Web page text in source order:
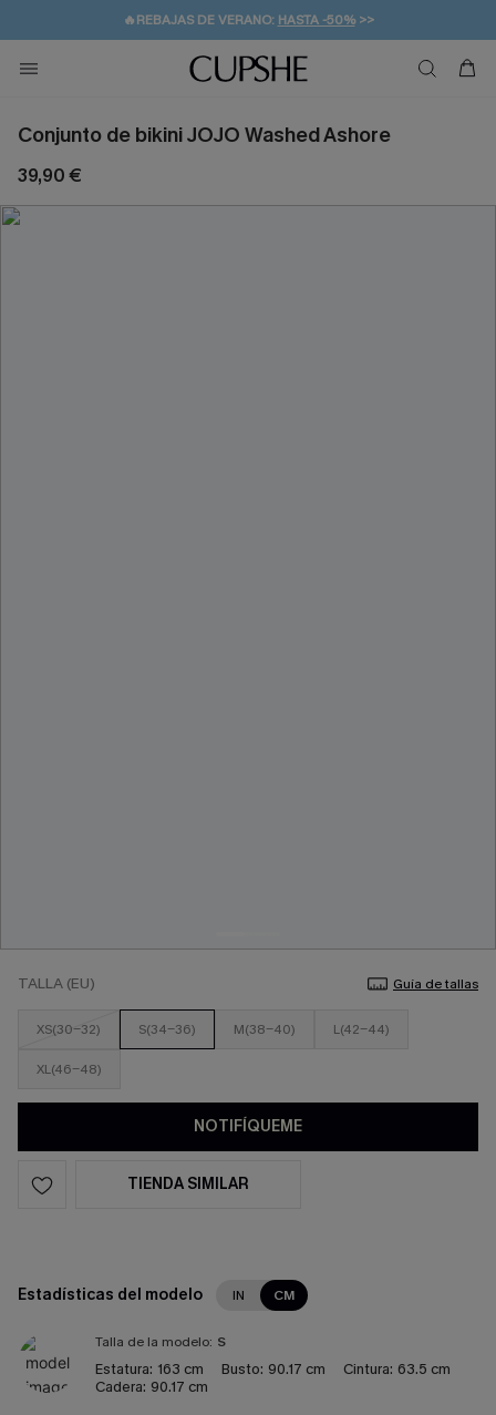
🔥REBAJAS DE VERANO: HASTA -50%>>
👒PROMOCIÓN DE VERANO:-10% EN 2 VESTIDOS
💌¡SUSCRIBIRSE & GANAR -10% EXTRA!
🚚ENVÍO GRATUITO A PARTIR DE 49 € >>
Conjunto de bikini JOJO Washed Ashore
39,90 €
TALLA (EU) Guía de tallas
XS(30-32) S(34-36) M(38-40) L(42-44)
XL(46-48)
NOTIFÍQUEME
TIENDA SIMILAR
Estadísticas del modelo IN CM
Talla de la modelo: S
Estatura: 163 cm Busto: 90.17 cm Cintura: 63.5 cm
Cadera: 90.17 cm